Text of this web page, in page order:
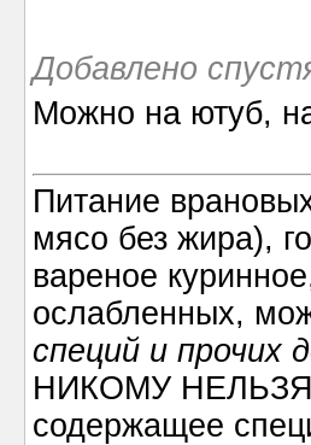
Добавлено
Можно на ютуб,
Питание
мясо без жира),
вареное
ослабленных,
специй и прочих
НИКОМУ НЕЛЬЗЯ:
содержащее